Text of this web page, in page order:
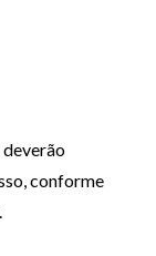
conforme